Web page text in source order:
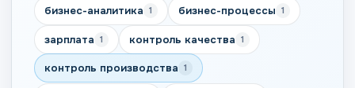
бизнес-аналитика 1 бизнес-процессы 1
зарплата 1 контроль качества 1
контроль производства 1